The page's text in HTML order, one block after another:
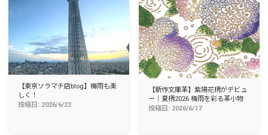
【東京ソラマチ店blog】梅雨も楽
しく！
投稿日: 2026/6/22
【新作文庫革】紫陽花柄がデビュ
ー｜夏柄2026 梅雨を彩る革小物
投稿日: 2026/6/17